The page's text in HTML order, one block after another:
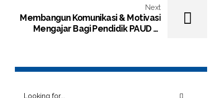
Next
Membangun Komunikasi & Motivasi
Mengajar Bagi Pendidik PAUD Di